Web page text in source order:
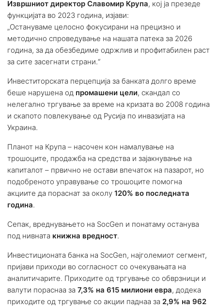
Извршниот директор Славомир Крупа, кој ја презеде
функцијата во 2023 година, изјави:
„Остануваме целосно фокусирани на прецизно и
методично спроведување на нашата патека за 2026
година, за да обезбедиме одржлив и профитабилен раст
за сите засегнати страни.“
Инвеститорската перцепција за банката долго време
беше нарушена од промашени цели, скандал со
нелегално тргување за време на кризата во 2008 година
и скапото повлекување од Русија по инвазијата на
Украина.
Планот на Крупа – насочен кон намалување на
трошоците, продажба на средства и зајакнување на
капиталот – првично не остави впечаток на пазарот, но
подобреното управување со трошоците помогна
акциите да пораснат за околу 120% во последната
година.
Сепак, вреднувањето на SocGen и понатаму останува
под нивната книжна вредност.
Инвестиционата банка на SocGen, најголемиот сегмент,
пријави приходи во согласност со очекувањата на
аналитичарите. Приходите од тргување со обврзници и
валути пораснаа за 7,3% на 615 милиони евра, додека
приходите од тргување со акции паднаа за 2,9% на 962